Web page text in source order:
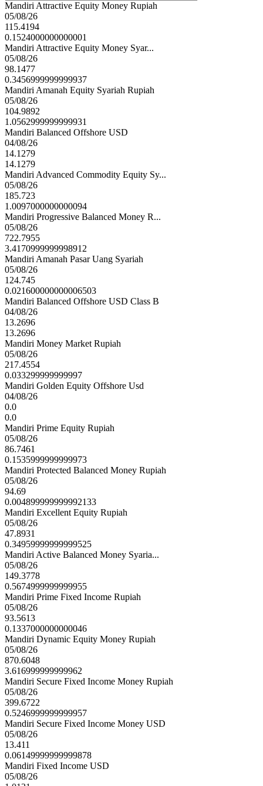
Mandiri Attractive Equity Money Rupiah
05/08/26
115.4194
0.1524000000000001
Mandiri Attractive Equity Money Syar...
05/08/26
98.1477
0.3456999999999937
Mandiri Amanah Equity Syariah Rupiah
05/08/26
104.9892
1.0562999999999931
Mandiri Balanced Offshore USD
04/08/26
14.1279
14.1279
Mandiri Advanced Commodity Equity Sy...
05/08/26
185.723
1.0097000000000094
Mandiri Progressive Balanced Money R...
05/08/26
722.7955
3.4170999999998912
Mandiri Amanah Pasar Uang Syariah
05/08/26
124.745
0.021600000000006503
Mandiri Balanced Offshore USD Class B
04/08/26
13.2696
13.2696
Mandiri Money Market Rupiah
05/08/26
217.4554
0.033299999999997
Mandiri Golden Equity Offshore Usd
04/08/26
0.0
0.0
Mandiri Prime Equity Rupiah
05/08/26
86.7461
0.1535999999999973
Mandiri Protected Balanced Money Rupiah
05/08/26
94.69
0.004899999999992133
Mandiri Excellent Equity Rupiah
05/08/26
47.8931
0.34959999999999525
Mandiri Active Balanced Money Syaria...
05/08/26
149.3778
0.5674999999999955
Mandiri Prime Fixed Income Rupiah
05/08/26
93.5613
0.1337000000000046
Mandiri Dynamic Equity Money Rupiah
05/08/26
870.6048
3.616999999999962
Mandiri Secure Fixed Income Money Rupiah
05/08/26
399.6722
0.5246999999999957
Mandiri Secure Fixed Income Money USD
05/08/26
13.411
0.06149999999999878
Mandiri Fixed Income USD
05/08/26